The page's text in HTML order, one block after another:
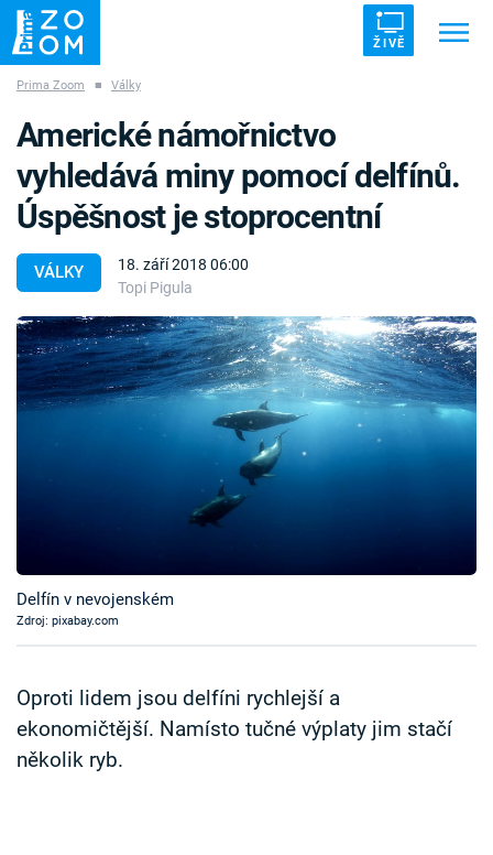
ŽIVĚ
ZÁHADY VETŘELCI DÁVNOVĚKU
Témata
Témata
Pořady
Sledujte prima+
Sledujte nás
Prima Zoom ■ Války
VÁLKY
18. září 2018 06:00
Topi Pigula
Americké námořnictvo
vyhledává miny pomocí delfínů.
Úspěšnost je stoprocentní
Delfín v nevojenském
Zdroj: pixabay.com
Oproti lidem jsou delfíni rychlejší a
ekonomičtější. Namísto tučné výplaty jim stačí
několik ryb.